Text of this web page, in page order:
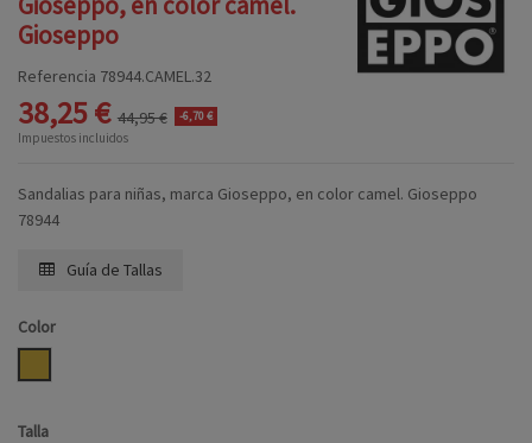
Gioseppo
Referencia 78944.CAMEL.32
38,25 € 44,95 € -6,70 €
Impuestos incluidos
Sandalias para niñas, marca Gioseppo, en color camel. Gioseppo
78944
Guía de Tallas
Color
Talla